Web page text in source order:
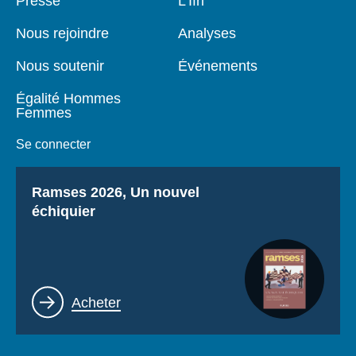
Nous rejoindre
Nous soutenir
Égalité Hommes
Femmes
Se connecter
Analyses
Événements
Titre
Ramses 2026, Un nouvel
échiquier
Lien
Acheter